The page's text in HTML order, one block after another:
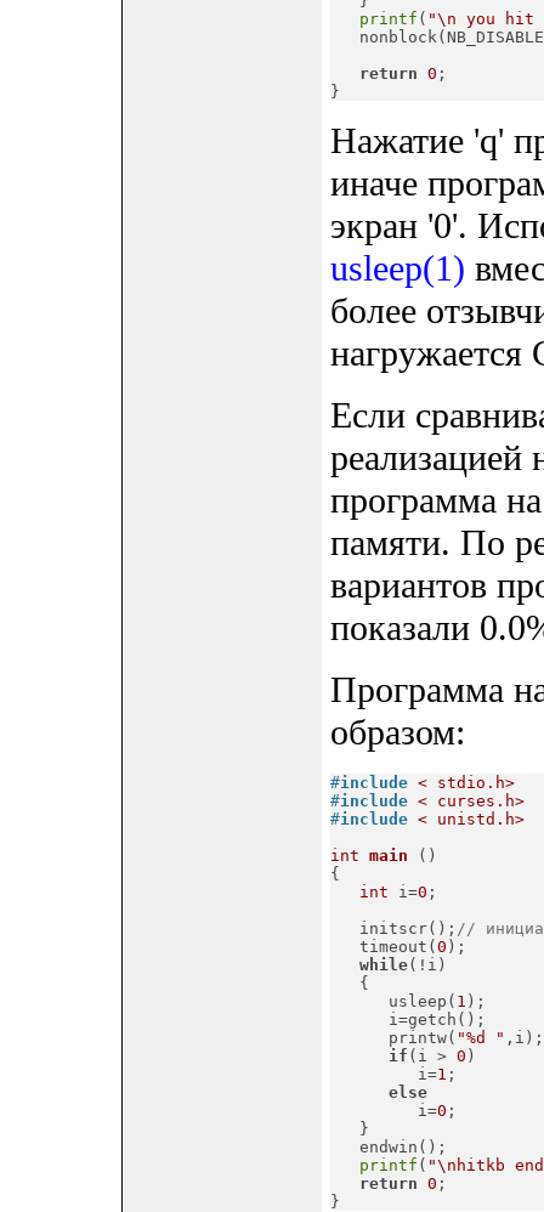
printf ( "\n you hit
return 0 ;
}
Нажатие 'q'
иначе
экран '0'.
usleep(1)
более
нагружается
Если
реализацией
программа
памяти. По
вариантов
показали
Программа
образом:
#include < stdio.h>
#include < curses.h>
#include < unistd.h>
int main
()
{
int i=0 ;
   initscr();
//
   timeout(
0 );
while(!i)
   {
      usleep(
1 );
      i=getch();
      printw(
"%d " ,i);
if (i > 0 )
         i=
1 ;
else
         i=
0 ;
   }
   endwin();
printf ( "\nhitkb
return 0 ;
}